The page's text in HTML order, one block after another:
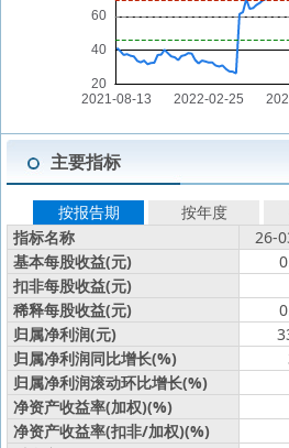
主要指标
按报告期 按年度
指标名称
26-
基本每股收益(元)
扣非每股收益(元)
稀释每股收益(元)
归属净利润(元)
归属净利润同比增长(%)
归属净利润滚动环比增长(%)
净资产收益率(加权)(%)
净资产收益率(扣非/加权)(%)